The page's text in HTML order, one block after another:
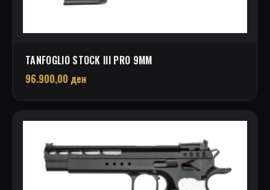
TANFOGLIO STOCK III PRO 9MM
96.900,00 ден